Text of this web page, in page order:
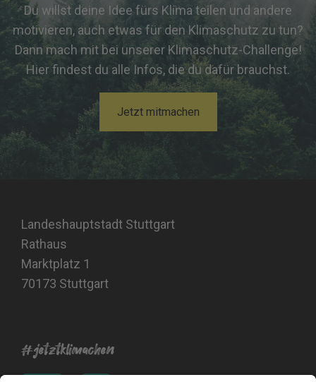
Du willst deine Idee fürs Klima teilen und andere
motivieren, auch etwas für den Klimaschutz zu tun?
Dann mach mit bei unserer Klimaschutz-Challenge!
Hier findest du alle Infos, die du dafür brauchst.
Jetzt mitmachen
Landeshauptstadt Stuttgart
Rathaus
Marktplatz 1
70173 Stuttgart
#jetztklimachen